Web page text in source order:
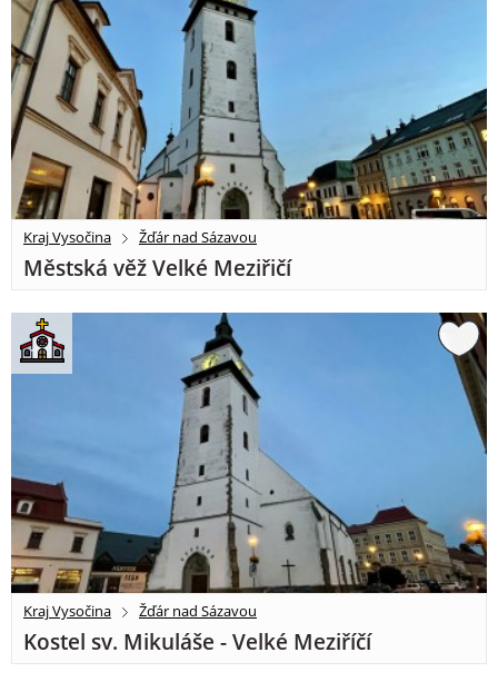
Kraj Vysočina Žďár nad Sázavou
Městská věž Velké Meziřičí
Kraj Vysočina Žďár nad Sázavou
Kostel sv. Mikuláše - Velké Meziříčí